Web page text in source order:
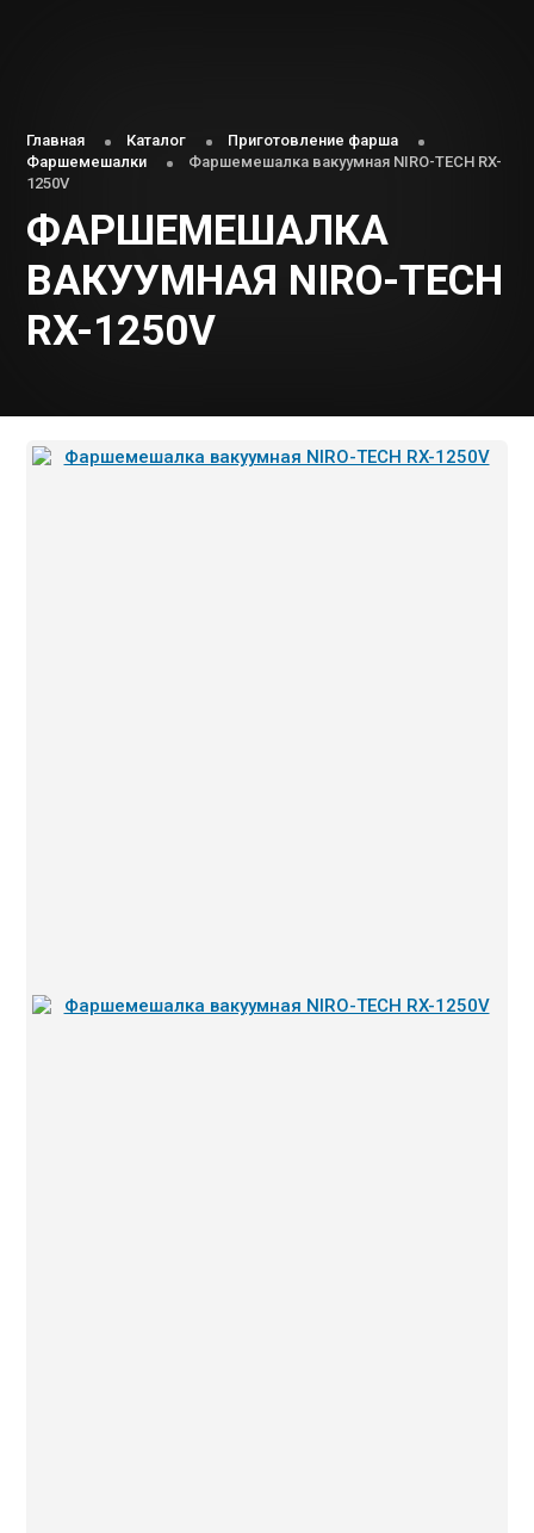
Главная Каталог
Приготовление фарша
Фаршемешалки
Фаршемешалка вакуумная NIRO-TECH RX-
1250V
ФАРШЕМЕШАЛКА
ВАКУУМНАЯ NIRO-TECH
RX-1250V